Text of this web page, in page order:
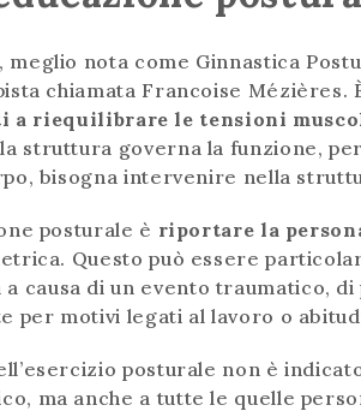
nota come Ginnastica
chiamata Francoise Mézières.
a riequilibrare le tensioni
struttura governa la funzione,
bisogna intervenire nella
posturale è riportare la
Questo può essere
causa di un evento traumatico,
per motivi legati al lavoro o
posturale non è
ma anche a tutte le quelle